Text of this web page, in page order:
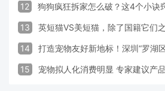
12 狗狗疯狂拆家怎么破？这4个小诀
13 英短猫VS美短猫，除了国籍它们
14 打造宠物友好新地标！深圳“罗湖
15 宠物拟人化消费明显 专家建议产